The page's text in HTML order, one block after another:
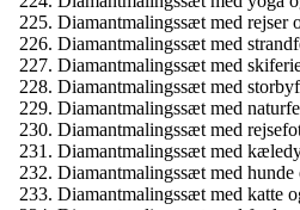
Diamantmalingssæt med rejser
Diamantmalingssæt med
Diamantmalingssæt med
Diamantmalingssæt med
Diamantmalingssæt med
Diamantmalingssæt med
Diamantmalingssæt med
Diamantmalingssæt med hunde
Diamantmalingssæt med katte